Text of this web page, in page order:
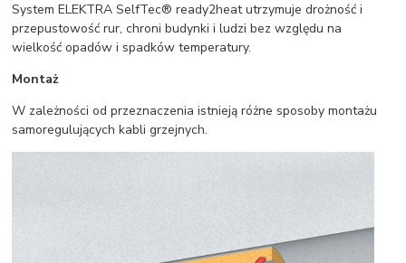
System ELEKTRA SelfTec® ready2heat utrzymuje drożność i
przepustowość rur, chroni budynki i ludzi bez względu na
wielkość opadów i spadków temperatury.
Montaż
W zależności od przeznaczenia istnieją różne sposoby montażu
samoregulujących kabli grzejnych.